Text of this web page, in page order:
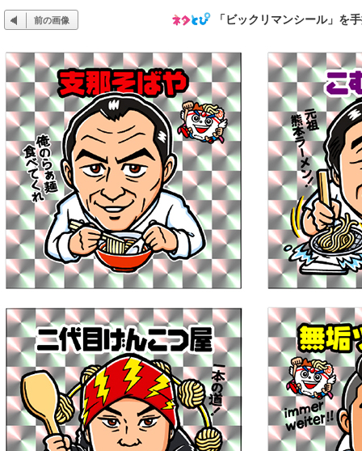
前の画像 「ビックリマンシール」を